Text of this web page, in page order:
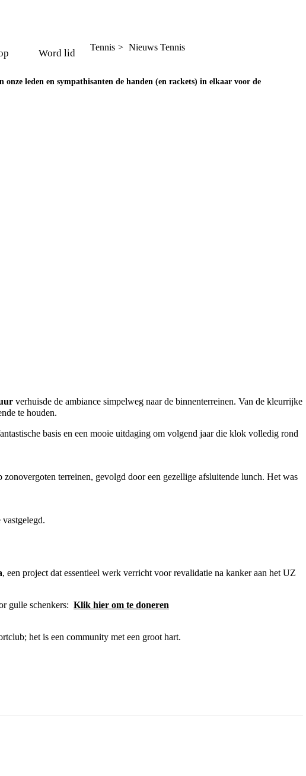
Word lid
Tennis Nieuws Tennis
leden en sympathisanten de handen (en rackets) in elkaar voor de
verhuisde de ambiance simpelweg naar de binnenterreinen. Van de kleurrijke
te houden.
basis en een mooie uitdaging om volgend jaar die klok volledig rond
terreinen, gevolgd door een gezellige afsluitende lunch. Het was
, een project dat essentieel werk verricht voor revalidatie na kanker aan het UZ
gulle schenkers: Klik hier om te doneren
het is een community met een groot hart.